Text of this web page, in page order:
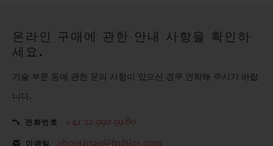
온라인 구매에 관한 안내 사항을 확인하
세요.
기술 부문 등에 관한 문의 사항이 있으신 경우 연락해 주시기 바랍
니다.
전화번호 +41 22 990 99 80
이메일 eboutique@hublot.com